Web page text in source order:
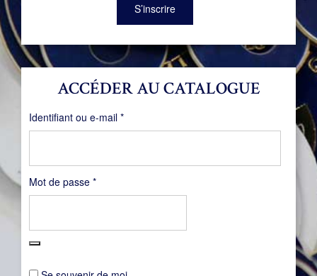
ACCÉDER AU CATALOGUE
Identifiant ou e-mail *Obligatoire
Mot de passe *Obligatoire
S’inscrire